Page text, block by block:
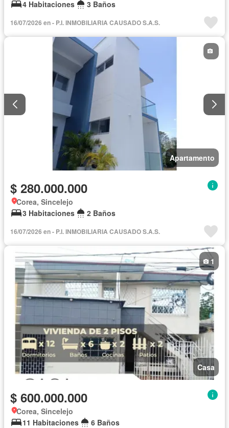
4 Habitaciones 3 Baños
16/07/2026 en - P.I. INMOBILIARIA CAUSADO S.A.S.
Apartamento
$ 280.000.000
Corea, Sincelejo
3 Habitaciones
2 Baños
16/07/2026 en - P.I. INMOBILIARIA CAUSADO S.A.S.
Casa
1
$ 600.000.000
Corea, Sincelejo
11 Habitaciones
6 Baños